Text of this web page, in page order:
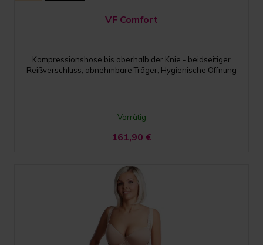
VF Comfort
Kompressionshose bis oberhalb der Knie - beidseitiger
Reißverschluss, abnehmbare Träger, Hygienische Öffnung
Vorrätig
161,90 €